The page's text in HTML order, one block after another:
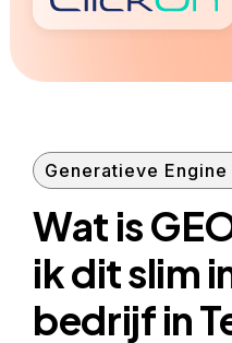
Generatieve
Wat is
ik dit slim
bedrijf in